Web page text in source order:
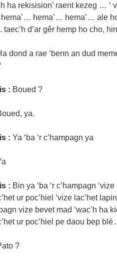
ha rekisision’ raent kezeg … ‘
hema’… hema’… ale
d’ar gêr hemp ho cho, hin
dond a rae ‘benn an dud
: Boued ?
ya.
: Ya ‘ba ‘r c’hampagn ya
: Bin ya ‘ba ‘r c’hampagn
ur poc’hiel ‘vize lac’het
vize bevet mad ‘wac’h ha
ur poc’hiel pe daou bep
?